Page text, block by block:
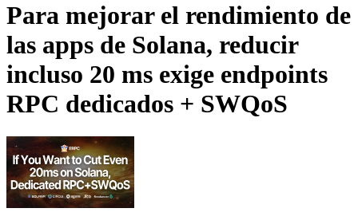
Para mejorar el rendimiento de
las apps de Solana, reducir
incluso 20 ms exige endpoints
RPC dedicados + SWQoS